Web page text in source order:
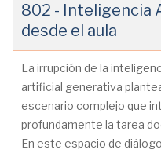
802 - Inteligencia
desde el aula
La irrupción de la
artificial generativa
escenario complejo que
profundamente la tarea
En este espacio de diálogo